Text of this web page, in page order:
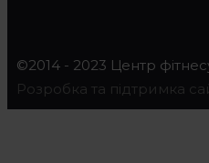
©2014 - 2023 Центр
Розробка та підтримка